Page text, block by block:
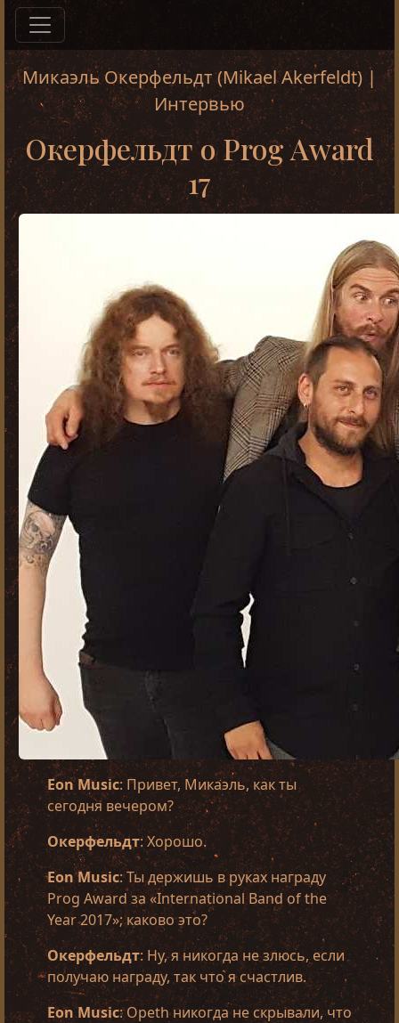
Микаэль Окерфельдт (Mikael Akerfeldt) |
Интервью
Окерфельдт о Prog Award
17
Eon Music: Привет, Микаэль, как ты
сегодня вечером?
Окерфельдт: Хорошо.
Eon Music: Ты держишь в руках награду
Prog Award за «International Band of the
Year 2017»; каково это?
Окерфельдт: Ну, я никогда не злюсь, если
получаю награду, так что я счастлив.
Eon Music: Opeth никогда не скрывали, что